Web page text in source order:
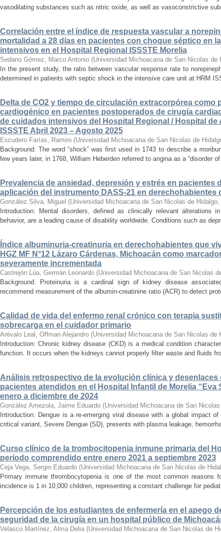
vasodilating substances such as nitric oxide, as well as vasoconstrictive
Correlación entre el índice de respuesta vascular a
mortalidad a 28 días en pacientes con choque séptico en
intensivos en el Hospital Regional ISSSTE Morelia
Sedano Gómez, Marco Antonio (Universidad Michoacana de San Nicolas de
In the present study, the ratio between vascular response rate to
determined in patients with septic shock in the intensive care unit at HRM
Delta de CO2 y tiempo de circulación extracorpórea como
cardiogénico en pacientes postoperados de cirugía
de cuidados intensivos del Hospital Regional / Hospital de
ISSSTE Abril 2023 – Agosto 2025
Escudero Farías, Ramiro (Universidad Michoacana de San Nicolas de
Background: The word “shock” was first used in 1743 to describe a
few years later, in 1768, William Heberden referred to angina as a “disorder
Prevalencia de ansiedad, depresión y estrés en pacientes
aplicación del instrumento DASS-21 en derechohabientes
González Silva, Miguel (Universidad Michoacana de San Nicolas de Hidalgo,
Introduction: Mental disorders, defined as clinically relevant alterations
behavior, are a leading cause of disability worldwide. Conditions such as
Índice albuminuria-creatinuria en derechohabientes que
HGZ MF N°12 Lázaro Cárdenas, Michoacán como
severamente incrementada
Castrejón Lúa, Germán Leonardo (Universidad Michoacana de San Nicolas
Background: Proteinuria is a cardinal sign of kidney disease
recommend measurement of the albumin-creatinine ratio (ACR) to detect
Calidad de vida del enfermo renal crónico con terapia
sobrecarga en el cuidador primario
Arévalo Leal, Offman Alejandro (Universidad Michoacana de San Nicolas de
Introduction: Chronic kidney disease (CKD) is a medical condition
function. It occurs when the kidneys cannot properly filter waste and fluids
Análisis retrospectivo de la evolución clínica y desenlaces
pacientes atendidos en el Hospital Infantil de Morelia “Eva
enero a diciembre de 2024
González Amezola, Jaime Eduardo (Universidad Michoacana de San
Introduction: Dengue is a re-emerging viral disease with a global impact
critical variant, Severe Dengue (SD), presents with plasma leakage,
Curso clínico de la trombocitopenia inmune primaria del
período comprendido entre enero 2021 a septiembre 2023
Ceja Vega, Sergio Eduardo (Universidad Michoacana de San Nicolas de
Primary immune thrombocytopenia is one of the most common reasons
incidence is 1 in 10,000 children, representing a constant challenge for
Percepción de los estudiantes de enfermería en el apego
seguridad de la cirugía en un hospital público de
Velasco Martínez, Alma Delia (Universidad Michoacana de San Nicolas de